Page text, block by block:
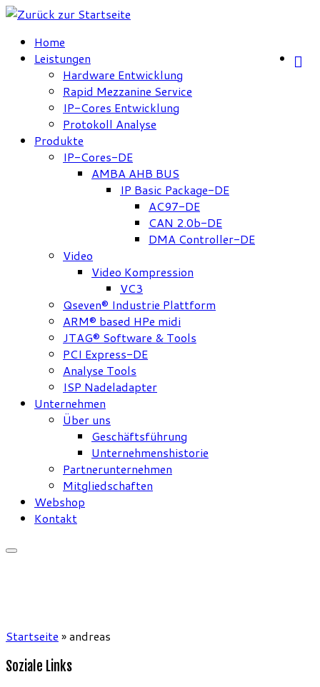
Zum
springen
Home
Leistungen
Hardware Entwicklung
Rapid Mezzanine Service
IP-Cores Entwicklung
Protokoll Analyse
Produkte
IP-Cores-DE
AMBA AHB BUS
IP Basic Package-DE
AC97-DE
CAN 2.0b-DE
DMA Controller-DE
Video
Video Kompression
VC3
Qseven® Industrie Plattform
ARM® based HPe midi
JTAG® Software & Tools
PCI Express-DE
Analyse Tools
ISP Nadeladapter
Unternehmen
Über uns
Geschäftsführung
Unternehmenshistorie
Partnerunternehmen
Mitgliedschaften
Webshop
Kontakt
Startseite »andreas
Soziale Links